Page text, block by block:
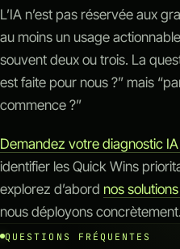
L’IA n’est pas réservée aux
au moins un usage
souvent deux ou trois. La
est faite pour nous ?” mais
commence ?”
Demandez votre diagnostic
identifier les Quick Wins
explorez d’abord nos
nous déployons concrètement.
QUESTIONS FRÉQUENTES